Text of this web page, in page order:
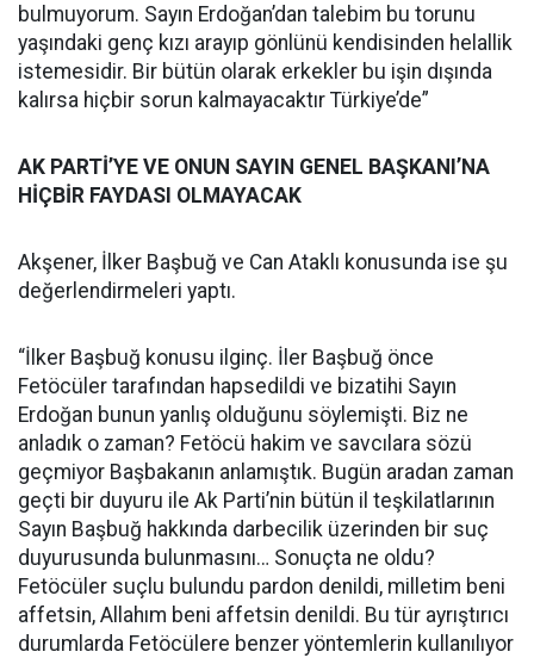
bulmuyorum. Sayın Erdoğan’dan talebim bu torunu
yaşındaki genç kızı arayıp gönlünü kendisinden helallik
istemesidir. Bir bütün olarak erkekler bu işin dışında
kalırsa hiçbir sorun kalmayacaktır Türkiye’de”
AK PARTİ’YE VE ONUN SAYIN GENEL BAŞKANI’NA
HİÇBİR FAYDASI OLMAYACAK
Akşener, İlker Başbuğ ve Can Ataklı konusunda ise şu
değerlendirmeleri yaptı.
“İlker Başbuğ konusu ilginç. İler Başbuğ önce
Fetöcüler tarafından hapsedildi ve bizatihi Sayın
Erdoğan bunun yanlış olduğunu söylemişti. Biz ne
anladık o zaman? Fetöcü hakim ve savcılara sözü
geçmiyor Başbakanın anlamıştık. Bugün aradan zaman
geçti bir duyuru ile Ak Parti’nin bütün il teşkilatlarının
Sayın Başbuğ hakkında darbecilik üzerinden bir suç
duyurusunda bulunmasını… Sonuçta ne oldu?
Fetöcüler suçlu bulundu pardon denildi, milletim beni
affetsin, Allahım beni affetsin denildi. Bu tür ayrıştırıcı
durumlarda Fetöcülere benzer yöntemlerin kullanılıyor